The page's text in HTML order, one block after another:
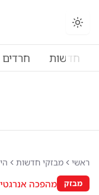
החלפת מצב תצוגה
חדשות חרדים
ראשי מבזקי חדשות
מבזק מהפכה